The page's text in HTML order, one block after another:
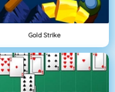
Gold Strike